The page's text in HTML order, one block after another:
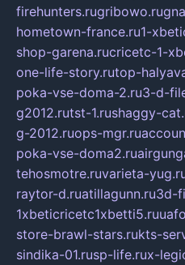
firehunters.rugribowo.ru
hometown-france.ru1-
shop-garena.rucricetc-1-
one-life-story.rutop-
poka-vse-doma-2.ru3-d-
g2012.rutst-1.rushaggy-
g-2012.ruops-mgr.ru
poka-vse-doma2.ru
tehosmotre.ruvarieta-
raytor-d.ruatillagunn.ru3d-
1xbeticricetc1xbetti5.ru
store-brawl-stars.rukts-
sindika-01.rusp-life.rux-